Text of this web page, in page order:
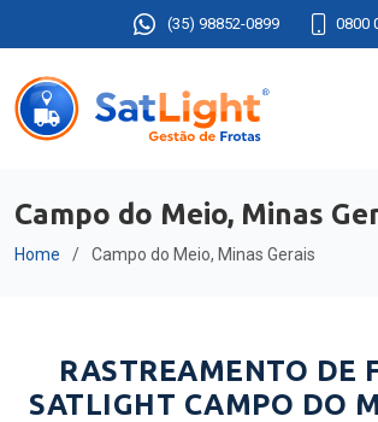
(35) 98852-0899 0800
Campo do Meio, Minas
Home Campo do Meio, Minas Gerais
RASTREAMENTO DE
SATLIGHT CAMPO DO